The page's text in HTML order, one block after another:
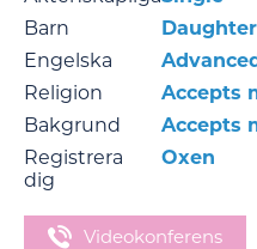
Barn
Engelska
Advanced
Religion
Accepts
Bakgrund
Accepts
Registrera
dig
Oxen
Videokonferens